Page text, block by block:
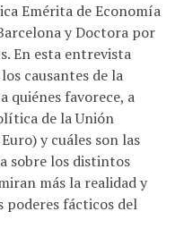
Emérita de Economía
y Doctora por
En esta entrevista
causantes de la
quiénes favorece, a
de la Unión
y cuáles son las
sobre los distintos
más la realidad y
poderes fácticos del